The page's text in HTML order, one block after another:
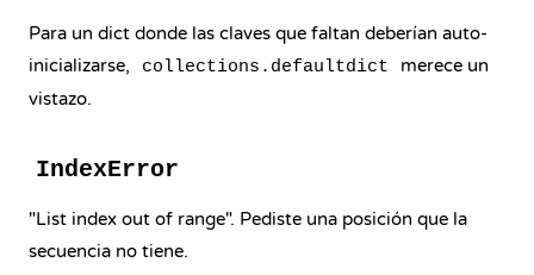
Para un dict donde las claves que faltan deberían auto-
inicializarse,
collections.defaultdict
merece un
vistazo.
IndexError
"List index out of range". Pediste una posición que la
secuencia no tiene.